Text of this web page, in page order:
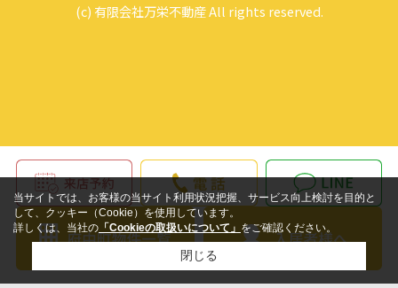
(c) 有限会社万栄不動産 All rights reserved.
当サイトでは、お客様の当サイト利用状況把握、サービス向上検討を目的と
して、クッキー（Cookie）を使用しています。
詳しくは、当社の 「Cookieの取扱いについて」 をご確認ください。
閉じる